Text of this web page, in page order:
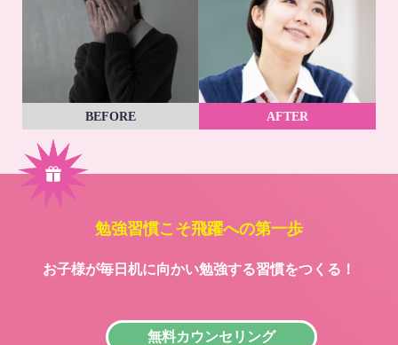
BEFORE AFTER
勉強習慣こそ飛躍への第一歩
お子様が毎日机に向かい勉強する習慣をつくる！
無料カウンセリング